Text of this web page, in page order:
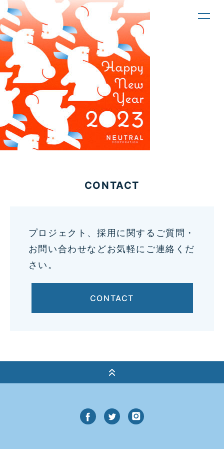
CONTACT
プロジェクト、採用に関するご質問・
お問い合わせなどお気軽にご連絡くだ
さい。
CONTACT